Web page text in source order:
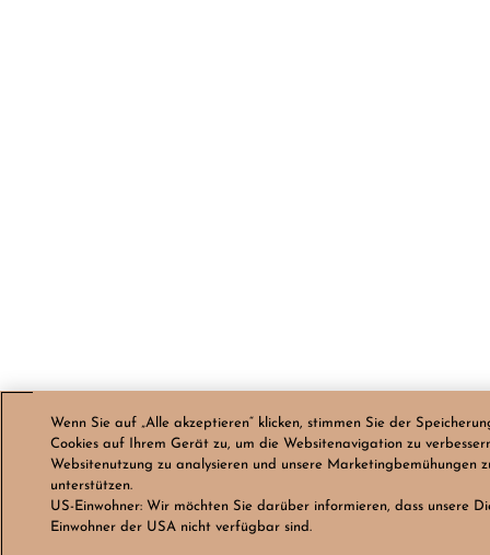
Wenn Sie auf „Alle akzeptieren“ klicken, stimmen Sie der
Cookies auf Ihrem Gerät zu, um die Websitenavigation zu
Websitenutzung zu analysieren und unsere Marketingbemühungen
unterstützen.
US-Einwohner:Wir möchten Sie darüber informieren, dass unsere
Einwohner der USA nicht verfügbar sind.